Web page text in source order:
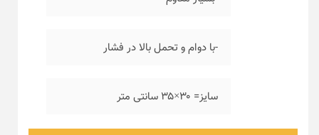
-با دوام و تحمل بالا در فشار
سایز= ۳۰×۳۵ سانتی متر